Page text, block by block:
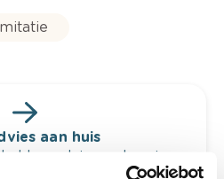
aan huis
kleuradviseur door je